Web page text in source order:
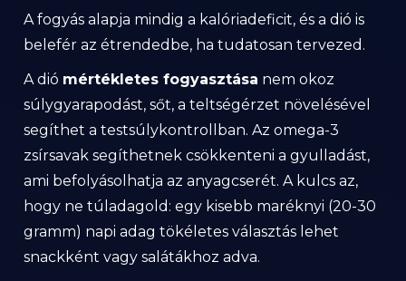
A fogyás alapja mindig a kalóriadeficit, és a dió is
belefér az étrendedbe, ha tudatosan tervezed.
A dió mértékletes fogyasztása nem okoz
súlygyarapodást, sőt, a teltségérzet növelésével
segíthet a testsúlykontrollban. Az omega-3
zsírsavak segíthetnek csökkenteni a gyulladást,
ami befolyásolhatja az anyagcserét. A kulcs az,
hogy ne túladagold: egy kisebb maréknyi (20-30
gramm) napi adag tökéletes választás lehet
snackként vagy salátákhoz adva.